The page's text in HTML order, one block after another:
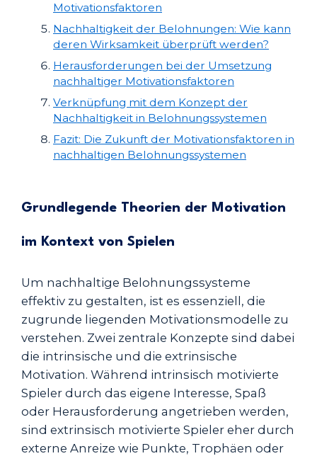
Motivationsfaktoren
Nachhaltigkeit der Belohnungen: Wie kann
deren Wirksamkeit überprüft werden?
Herausforderungen bei der Umsetzung
nachhaltiger Motivationsfaktoren
Verknüpfung mit dem Konzept der
Nachhaltigkeit in Belohnungssystemen
Fazit: Die Zukunft der Motivationsfaktoren in
nachhaltigen Belohnungssystemen
Grundlegende Theorien der Motivation
im Kontext von Spielen
Um nachhaltige Belohnungssysteme
effektiv zu gestalten, ist es essenziell, die
zugrunde liegenden Motivationsmodelle zu
verstehen. Zwei zentrale Konzepte sind dabei
die intrinsische und die extrinsische
Motivation. Während intrinsisch motivierte
Spieler durch das eigene Interesse, Spaß
oder Herausforderung angetrieben werden,
sind extrinsisch motivierte Spieler eher durch
externe Anreize wie Punkte, Trophäen oder